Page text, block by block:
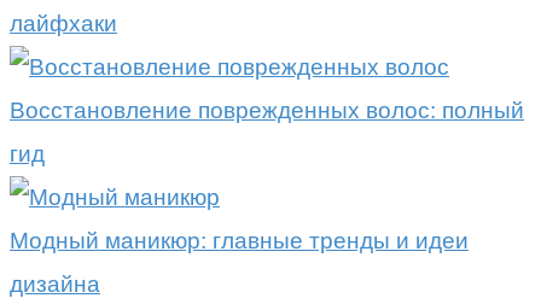
лайфхаки
Восстановление поврежденных волос: полный
гид
Модный маникюр: главные тренды и идеи
дизайна